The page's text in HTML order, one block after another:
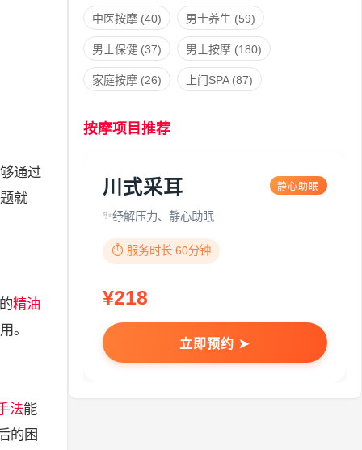
通过
就
精油
。
法能
的困
中医按摩(40) 男士养生 (59)
男士保健(37) 男士按摩(180)
家庭按摩(26) 上门SPA(87)
按摩项目推荐
川式采耳 静心助眠
纾解压力、静心助眠
⏱️ 服务时长 60分钟
¥218
立即预约 ➤